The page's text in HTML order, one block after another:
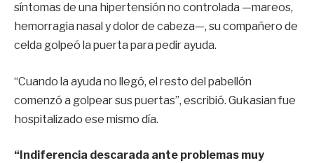
síntomas de una hipertensión no controlada —mareos,
hemorragia nasal y dolor de cabeza—, su compañero de
celda golpeó la puerta para pedir ayuda.
“Cuando la ayuda no llegó, el resto del pabellón
comenzó a golpear sus puertas”, escribió. Gukasian fue
hospitalizado ese mismo día.
“Indiferencia descarada ante problemas muy